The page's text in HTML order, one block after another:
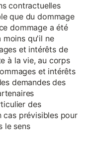
contractuelles
que du dommage
dommage a été
moins qu'il ne
et intérêts de
à la vie, au corps
et intérêts
demandes des
des
cas prévisibles pour
le sens